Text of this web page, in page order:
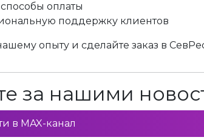
оплаты
поддержку клиентов
опыту и сделайте заказ в
за нашими
в MAX-канал